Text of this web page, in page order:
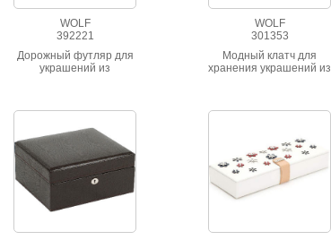
WOLF
392221
Дорожный футляр для
украшений из
WOLF
301353
Модный клатч для
хранения украшений из